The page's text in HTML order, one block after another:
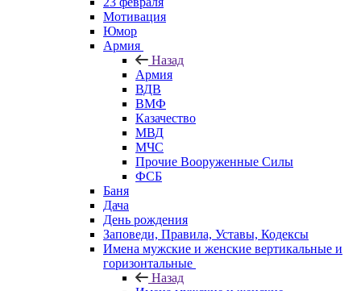
Мотивация
Юмор
Армия
Назад
Армия
ВДВ
ВМФ
Казачество
МВД
МЧС
Прочие Вооруженные Силы
ФСБ
Баня
Дача
День рождения
Заповеди, Правила, Уставы, Кодексы
Имена мужские и женские вертикальные и
горизонтальные
Назад